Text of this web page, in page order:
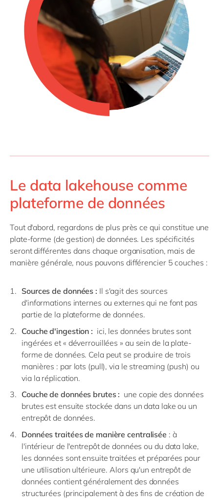
Le data lakehouse comme
plateforme de données
Tout d'abord, regardons de plus près ce qui constitue une
plate-forme (de gestion) de données. Les spécificités
seront différentes dans chaque organisation, mais de
manière générale, nous pouvons différencier 5 couches :
Sources de données : Il s'agit des sources
d'informations internes ou externes qui ne font pas
partie de la plateforme de données.
Couche d'ingestion : ici, les données brutes sont
ingérées et « déverrouillées » au sein de la plate-
forme de données. Cela peut se produire de trois
manières : par lots (pull), via le streaming (push) ou
via la réplication.
Couche de données brutes : une copie des données
brutes est ensuite stockée dans un data lake ou un
entrepôt de données.
Données traitées de manière centralisée : à
l'intérieur de l'entrepôt de données ou du data lake,
les données sont ensuite traitées et préparées pour
une utilisation ultérieure. Alors qu'un entrepôt de
données contient généralement des données
structurées (principalement à des fins de création de